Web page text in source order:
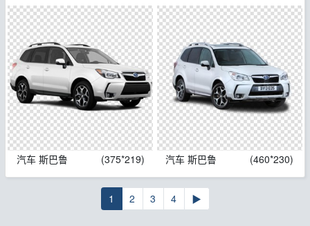
汽车 斯巴鲁 (375*219) 汽车 斯巴鲁 (460*230)
1 2 3 4 ▶